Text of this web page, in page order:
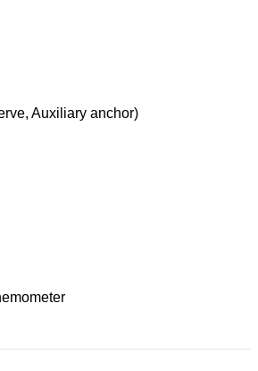
Auxiliary anchor)